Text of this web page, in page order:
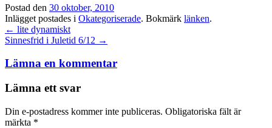
Postad den 30 oktober, 2010
Inlägget postades i Okategoriserade. Bokmärk länken.
Inläggsnavigation
← lite dynamiskt
Sinnesfrid i Juletid 6/12 →
Lämna en kommentar
Lämna ett svar
Din e-postadress kommer inte publiceras. Obligatoriska fält är
märkta *